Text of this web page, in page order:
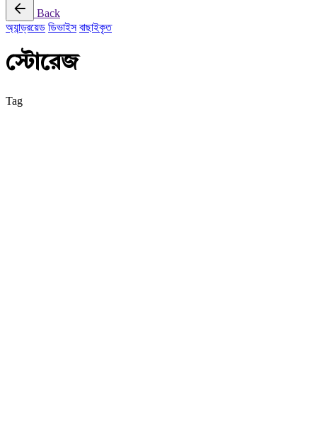
Back
অ্যান্ড্রয়েড ডিভাইস বাছাইকৃত
স্টোরেজ
Tag